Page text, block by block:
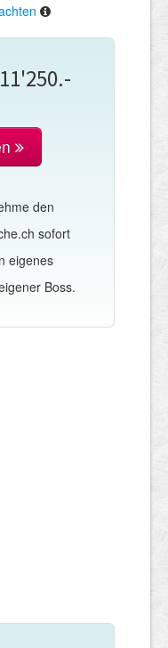
den
sofort
eigenes
Boss.